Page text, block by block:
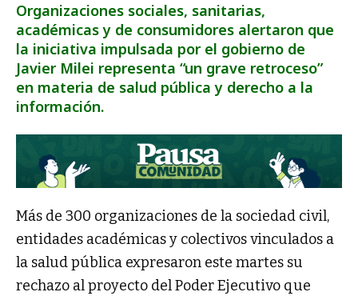
Organizaciones sociales, sanitarias,
académicas y de consumidores alertaron que
la iniciativa impulsada por el gobierno de
Javier Milei representa “un grave retroceso”
en materia de salud pública y derecho a la
información.
Más de 300 organizaciones de la sociedad civil,
entidades académicas y colectivos vinculados a
la salud pública expresaron este martes su
rechazo al proyecto del Poder Ejecutivo que